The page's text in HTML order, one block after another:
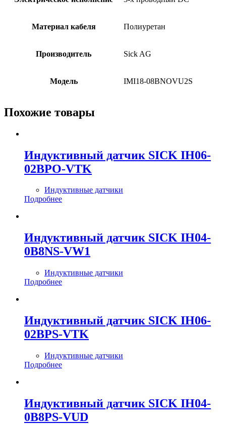
Материал кабеля Полиуретан
Производитель Sick AG
Модель IMI18-08BNOVU2S
Похожие товары
Индуктивный датчик SICK IH06-
02BPO-VTK
Индуктивные датчики
Подробнее
Индуктивный датчик SICK IH04-
0B8NS-VW1
Индуктивные датчики
Подробнее
Индуктивный датчик SICK IH06-
02BPS-VTK
Индуктивные датчики
Подробнее
Индуктивный датчик SICK IH04-
0B8PS-VUD